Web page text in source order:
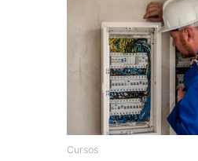
Cursos